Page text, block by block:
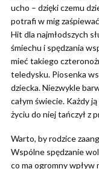
ucho – dzięki czemu
potrafi w mig
Hit dla najmłodszych
śmiechu i spędzania
mieć takiego
teledysku. Piosenka
dziecka. Niezwykle
całym świecie. Każdy
życiu do niej tańczył z
Warto, by rodzice
Wspólne spędzanie
co ma ogromny wpływ